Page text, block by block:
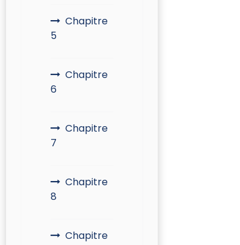
Chapitre
5
Chapitre
6
Chapitre
7
Chapitre
8
Chapitre